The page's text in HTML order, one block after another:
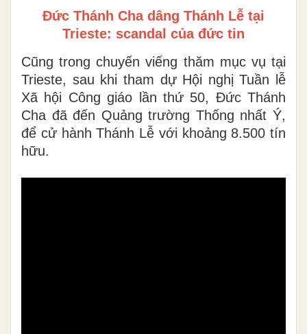
Đức Thánh Cha dâng Thánh Lễ tại
Trieste: scandal của đức tin
Cũng trong chuyến viếng thăm mục vụ tại
Trieste, sau khi tham dự Hội nghị Tuần lễ
Xã hội Công giáo lần thứ 50, Đức Thánh
Cha đã đến Quảng trường Thống nhất Ý,
để cử hành Thánh Lễ với khoảng 8.500 tín
hữu.